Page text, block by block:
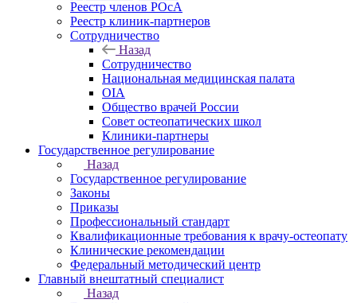
Реестр членов РОсА
Реестр клиник-партнеров
Сотрудничество
Назад
Сотрудничество
Национальная медицинская палата
OIA
Общество врачей России
Совет остеопатических школ
Клиники-партнеры
Государственное регулирование
Назад
Государственное регулирование
Законы
Приказы
Профессиональный стандарт
Квалификационные требования к врачу-остеопату
Клинические рекомендации
Федеральный методический центр
Главный внештатный специалист
Назад